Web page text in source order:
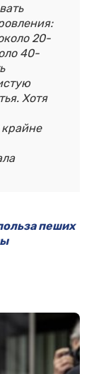
20-
40-
Хотя
крайне
пеших